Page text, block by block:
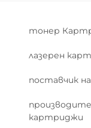
тонер
лазерен
поставчик
картриджи